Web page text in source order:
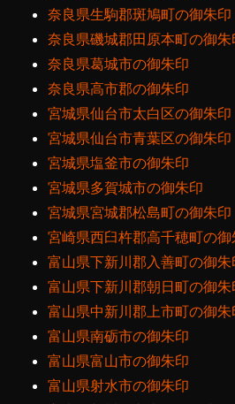
奈良県生駒郡斑鳩町の御朱印
奈良県磯城郡田原本町の御朱
奈良県葛城市の御朱印
奈良県高市郡の御朱印
宮城県仙台市太白区の御朱印
宮城県仙台市青葉区の御朱印
宮城県塩釜市の御朱印
宮城県多賀城市の御朱印
宮城県宮城郡松島町の御朱印
宮崎県西臼杵郡高千穂町の御
富山県下新川郡入善町の御朱
富山県下新川郡朝日町の御朱
富山県中新川郡上市町の御朱
富山県南砺市の御朱印
富山県富山市の御朱印
富山県射水市の御朱印